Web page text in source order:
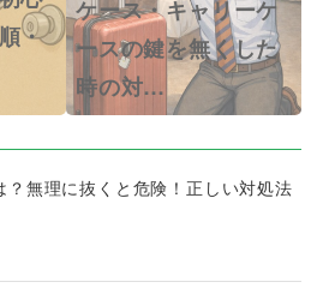
・
ケース・キャリーケ
ースの鍵を無くした
時の対…
？無理に抜くと危険！正しい対処法